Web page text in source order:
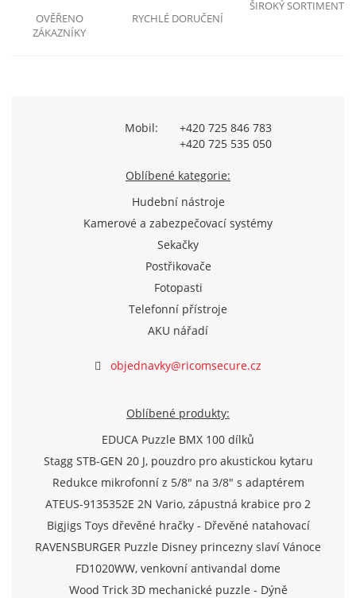
OVĚŘENO
ZÁKAZNÍKY
RYCHLÉ DORUČENÍ
ŠIROKÝ SORTIMENT
Mobil:
+420 725 846 783
+420 725 535 050
Oblíbené kategorie:
Hudební nástroje
Kamerové a zabezpečovací systémy
Sekačky
Postřikovače
Fotopasti
Telefonní přístroje
AKU nářadí
objednavky@ricomsecure.cz
Oblíbené produkty:
EDUCA Puzzle BMX 100 dílků
Stagg STB-GEN 20 J, pouzdro pro akustickou kytaru
Redukce mikrofonní z 5/8" na 3/8" s adaptérem
ATEUS-9135352E 2N Vario, zápustná krabice pro 2
moduly (Analog/IP)
Bigjigs Toys dřevěné hračky - Dřevěné natahovací
letadlo
RAVENSBURGER Puzzle Disney princezny slaví Vánoce
500 dílků
FD1020WW, venkovní antivandal dome
TVI/AHD/CVI/CVBS kamera 720p, f2.8mm, IR 20m, D-
Wood Trick 3D mechanické puzzle - Dýně